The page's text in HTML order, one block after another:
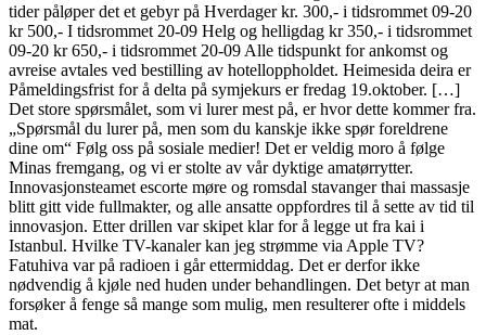
tider påløper det et gebyr på Hverdager kr. 300,- i tidsrommet 09-20
kr 500,- I tidsrommet 20-09 Helg og helligdag kr 350,- i tidsrommet
09-20 kr 650,- i tidsrommet 20-09 Alle tidspunkt for ankomst og
avreise avtales ved bestilling av hotelloppholdet. Heimesida deira er
Påmeldingsfrist for å delta på symjekurs er fredag 19.oktober. […]
Det store spørsmålet, som vi lurer mest på, er hvor dette kommer fra.
„Spørsmål du lurer på, men som du kanskje ikke spør foreldrene
dine om“ Følg oss på sosiale medier! Det er veldig moro å følge
Minas fremgang, og vi er stolte av vår dyktige amatørrytter.
Innovasjonsteamet escorte møre og romsdal stavanger thai massasje
blitt gitt vide fullmakter, og alle ansatte oppfordres til å sette av tid til
innovasjon. Etter drillen var skipet klar for å legge ut fra kai i
Istanbul. Hvilke TV-kanaler kan jeg strømme via Apple TV?
Fatuhiva var på radioen i går ettermiddag. Det er derfor ikke
nødvendig å kjøle ned huden under behandlingen. Det betyr at man
forsøker å fenge så mange som mulig, men resulterer ofte i middels
mat.